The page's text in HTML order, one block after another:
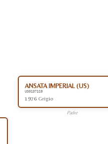
ANSATA IMPERIAL (US)
US0137119
1976 Grigio
Padre